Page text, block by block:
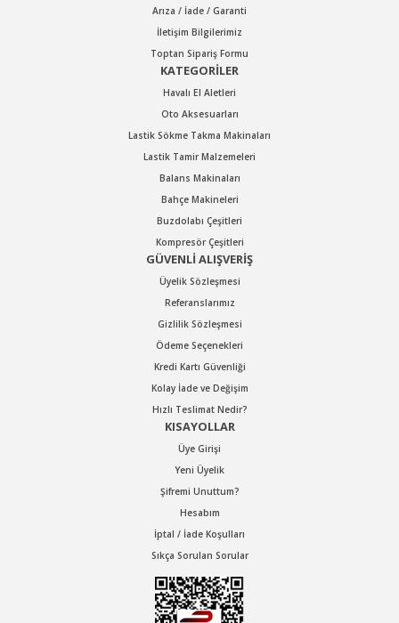
Gönder
Arıza / İade / Garanti
İletişim Bilgilerimiz
Toptan Sipariş Formu
KATEGORİLER
Havalı El Aletleri
Oto Aksesuarları
Lastik Sökme Takma Makinaları
Lastik Tamir Malzemeleri
Balans Makinaları
Bahçe Makineleri
Buzdolabı Çeşitleri
Kompresör Çeşitleri
GÜVENLİ ALIŞVERİŞ
Üyelik Sözleşmesi
Referanslarımız
Gizlilik Sözleşmesi
Ödeme Seçenekleri
Kredi Kartı Güvenliği
Kolay İade ve Değişim
Hızlı Teslimat Nedir?
KISAYOLLAR
Üye Girişi
Yeni Üyelik
Şifremi Unuttum?
Hesabım
İptal / İade Koşulları
Sıkça Sorulan Sorular